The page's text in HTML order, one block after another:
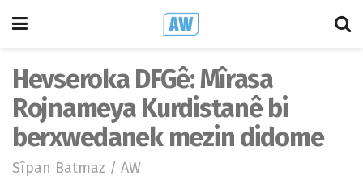
Hevseroka DFGê: Mîrasa
Rojnameya Kurdistanê bi
berxwedanek mezin didome
Sîpan Batmaz / AW